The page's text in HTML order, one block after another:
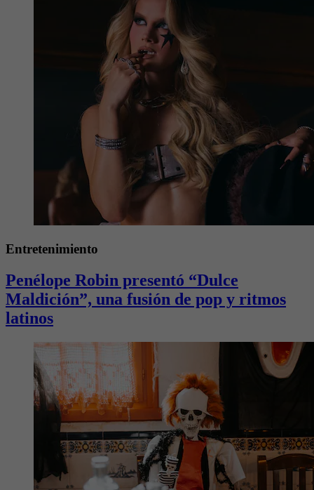
Entretenimiento
Penélope Robin presentó “Dulce
Maldición”, una fusión de pop y ritmos
latinos